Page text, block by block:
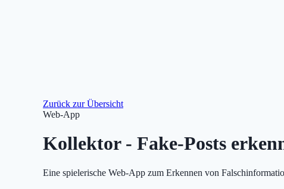
Zurück zur Übersicht
Web-App
Kollektor - Fake-Posts
Eine spielerische Web-App zum Erkennen von